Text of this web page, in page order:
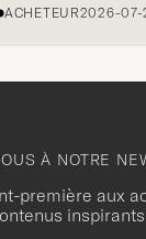
ACHETEUR2026-07-
À NOTRE
première aux
inspirants